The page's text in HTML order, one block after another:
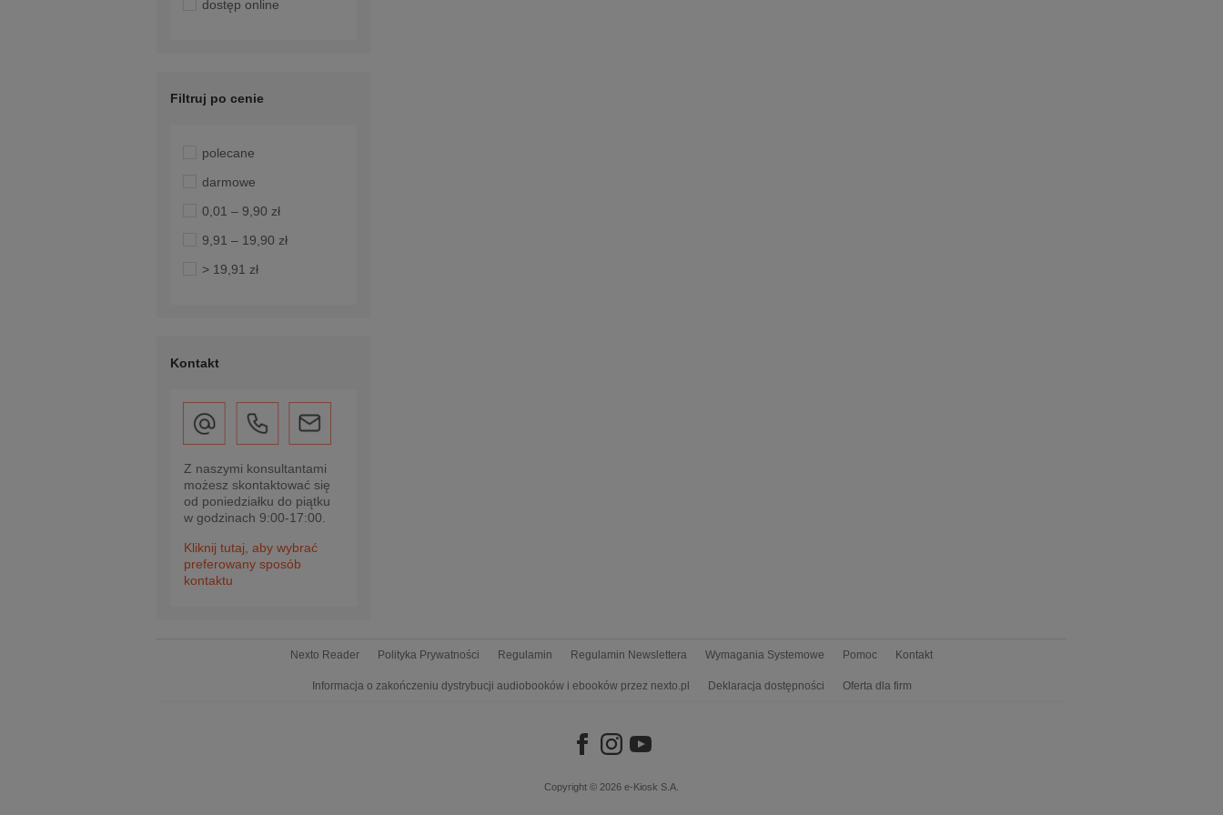
dostęp online
Filtruj po cenie
polecane
darmowe
0,01 – 9,90 zł
9,91 – 19,90 zł
> 19,91 zł
Kontakt
Z naszymi konsultantami
możesz skontaktować się
od poniedziałku do piątku
w godzinach 9:00-17:00.
Kliknij tutaj, aby wybrać
preferowany sposób
kontaktu
Nexto Reader Polityka Prywatności Regulamin Regulamin Newslettera Wymagania Systemowe Pomoc Kontakt
Informacja o zakończeniu dystrybucji audiobooków i ebooków przez nexto.pl Deklaracja dostępności Oferta dla firm
Copyright © 2026 e-Kiosk S.A.